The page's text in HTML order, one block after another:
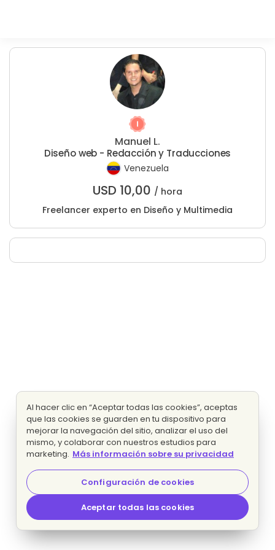
Manuel L.
Diseño web - Redacción y Traducciones
Venezuela
USD 10,00 / hora
Freelancer experto en Diseño y Multimedia
Al hacer clic en “Aceptar todas las cookies”, aceptas
que las cookies se guarden en tu dispositivo para
mejorar la navegación del sitio, analizar el uso del
mismo, y colaborar con nuestros estudios para
marketing. Más información sobre su privacidad
Configuración de cookies
Aceptar todas las cookies